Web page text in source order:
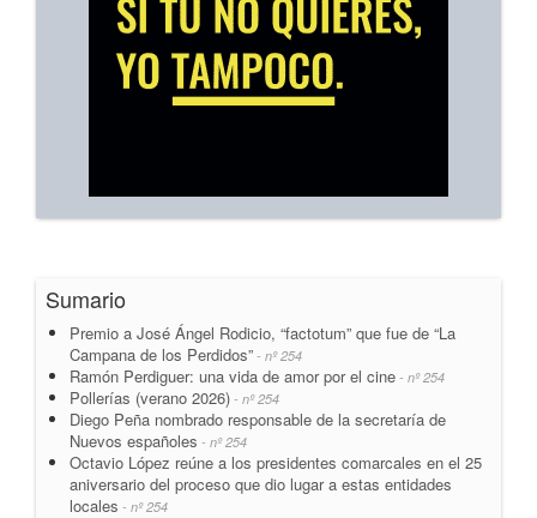
Sumario
Premio a José Ángel Rodicio, “factotum” que fue de “La
Campana de los Perdidos” - nº 254
Ramón Perdiguer: una vida de amor por el cine - nº 254
Pollerías (verano 2026) - nº 254
Diego Peña nombrado responsable de la secretaría de
Nuevos españoles - nº 254
Octavio López reúne a los presidentes comarcales en el 25
aniversario del proceso que dio lugar a estas entidades
locales - nº 254